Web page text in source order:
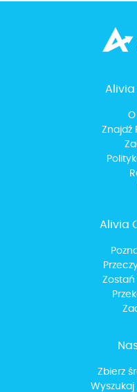
Alivia
Znajdź
Alivia
Zbierz